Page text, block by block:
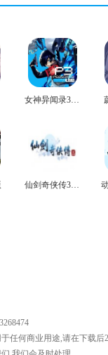
女神异闻录3安卓版
仙剑奇侠传3手机版
何商业用途,请在下载后